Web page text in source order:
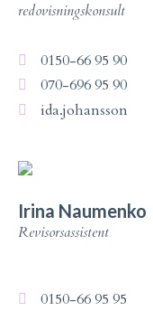
redovisningskonsult
0150-66 95 90
070-696 95 90
ida.johansson
Irina Naumenko
Revisorsassistent
0150-66 95 95